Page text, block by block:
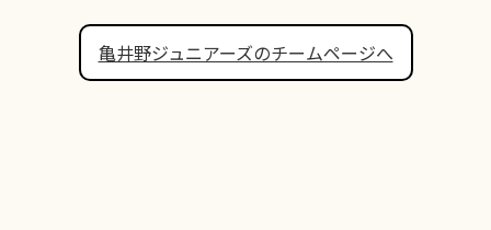
亀井野ジュニアーズのチームページへ